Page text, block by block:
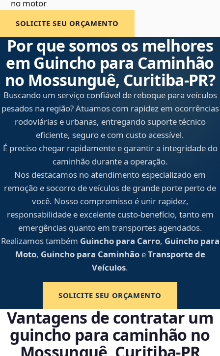
no motor
SOLICITE SEU ORÇAMENTO
Por que somos os melhores
em Guincho para Caminhão
no Mossunguê, Curitiba‑PR?
Buscando um serviço confiável de reboque para veículos
pesados na região? Atuamos com rapidez em ocorrências
rodoviárias e urbanas, entregando suporte técnico
eficiente, seguro e com custo acessível.
É preciso chegar rapidamente e garantir a integridade do
caminhão durante a operação.
Nos destacamos no atendimento especializado em
remoção e socorro de veículos de grande porte perto de
você. Nosso compromisso é unir rapidez,
responsabilidade e excelente custo-benefício, tanto em
emergências quanto em transportes agendados.
Realizamos também Guincho para Carro, Guincho para
Moto, Guincho para CaminhãoeTransporte de
Veículos.
SOLICITE SEU ORÇAMENTO
Vantagens de contratar um
guincho para caminhão no